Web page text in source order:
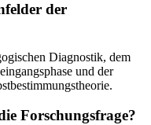
der
Diagnostik, dem
und der
Forschungsfrage?